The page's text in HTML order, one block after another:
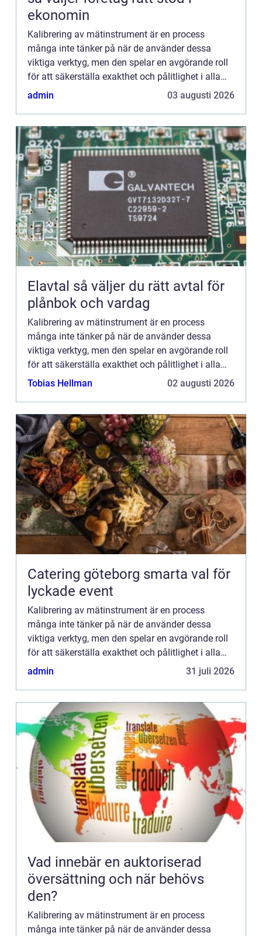
ekonomin
Kalibrering av mätinstrument är en process
många inte tänker på när de använder dessa
viktiga verktyg, men den spelar en avgörande roll
för att säkerställa exakthet och pålitlighet i alla
mätningar. Att kunna förlita sig på att
admin 03 augusti 2026
Elavtal så väljer du rätt avtal för
plånbok och vardag
Kalibrering av mätinstrument är en process
många inte tänker på när de använder dessa
viktiga verktyg, men den spelar en avgörande roll
för att säkerställa exakthet och pålitlighet i alla
mätningar. Att kunna förlita sig på att
Tobias Hellman 02 augusti 2026
Catering göteborg smarta val för
lyckade event
Kalibrering av mätinstrument är en process
många inte tänker på när de använder dessa
viktiga verktyg, men den spelar en avgörande roll
för att säkerställa exakthet och pålitlighet i alla
mätningar. Att kunna förlita sig på att
admin 31 juli 2026
Vad innebär en auktoriserad
översättning och när behövs
den?
Kalibrering av mätinstrument är en process
många inte tänker på när de använder dessa